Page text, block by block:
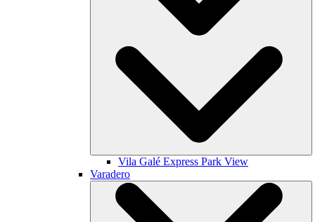
Vila Galé Express Park View
Varadero